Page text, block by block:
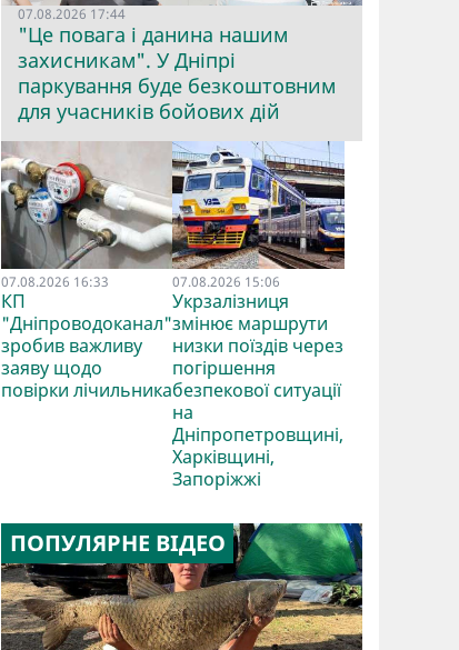
07.08.2026 17:44
"Це повага і данина нашим
захисникам". У Дніпрі
паркування буде безкоштовним
для учасників бойових дій
07.08.2026 16:33
КП
"Дніпроводоканал"
зробив важливу
заяву щодо
повірки лічильника
07.08.2026 15:06
Укрзалізниця
змінює маршрути
низки поїздів через
погіршення
безпекової ситуації
на
Дніпропетровщині,
Харківщині,
Запоріжжі
ПОПУЛЯРНЕ ВІДЕО